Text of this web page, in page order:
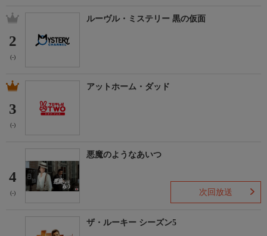
2
(-)
ルーヴル・ミステリー 黒の仮面
3
(-)
アットホーム・ダッド
4
(-)
悪魔のようなあいつ
次回放送
ザ・ルーキー シーズン5